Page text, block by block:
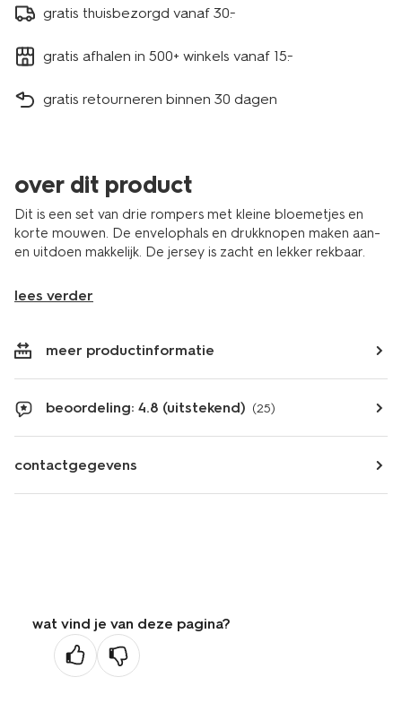
gratis thuisbezorgd vanaf 30.-
gratis afhalen in 500+ winkels vanaf 15.-
gratis retourneren binnen 30 dagen
over dit product
Dit is een set van drie rompers met kleine bloemetjes en
korte mouwen. De envelophals en drukknopen maken aan-
en uitdoen makkelijk. De jersey is zacht en lekker rekbaar.
lees verder
meer productinformatie
beoordeling: 4.8 (uitstekend) (25)
contactgegevens
wat vind je van deze pagina?